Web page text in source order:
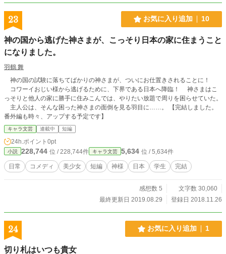
23 お気に入り追加 10
神の国から逃げた神さまが、こっそり日本の家に住まうこと
になりました。
羽鶴 舞
神の国の試験に落ちてばかりの神さまが、ついにお仕置きされることに！
コワーイおじい様から逃げるために、下界である日本へ降臨！ 神さまはこ
っそりと他人の家に勝手に住みこんでは、やりたい放題で周りを困らせていた。
主人公は、そんな困った神さまの面倒を見る羽目に……。 【完結しました。
番外編も時々、アップする予定です】
キャラ文芸 連載中 短編
24h.ポイント 0pt
小説 228,744 位 / 228,744件 キャラ文芸 5,634 位 / 5,634件
日常 コメディ 美少女 短編 神様 日本 学生 完結
感想数 5
文字数 30,060
最終更新日 2019.08.29
登録日 2018.11.26
24 お気に入り追加 1
切り札はいつも貴女